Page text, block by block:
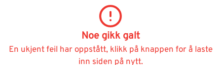
Noe gikk galt
En ukjent feil har oppstått, klikk på knappen for å laste
inn siden på nytt.